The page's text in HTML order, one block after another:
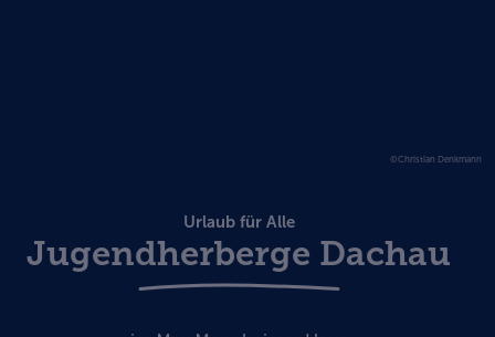
©Christian Denkmann
Urlaub für Alle
Jugendherberge Dachau